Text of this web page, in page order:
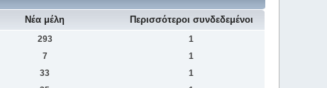
Νέα μέλη Περισσότεροι συνδεδεμένοι
293
1
7
1
33
1